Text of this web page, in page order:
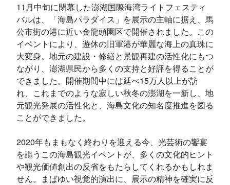
11月中旬に閉幕した澎湖国際海湾ライトフェスティ
バルは、「海島パラダイス」を展示の主軸に据え、馬
公市街の港に近い金龍頭園区で開催されました。この
イベントにより、遊休の旧軍港が華麗な海上の真珠に
大変身。地元の建設・修繕と景観再建の活性化にもつ
ながり、澎湖県民から多くの支持と好評を得ることが
できました。開催期間中には延べ15万人以上が訪
れ、これまでのような寂しい秋冬の澎湖を一新し、地
元観光発展の活性化と、海島文化の知名度推進を図る
ことができました。
2020年もまもなく終わりを迎える今、光芸術の饗宴
を謳うこの海島観光イベントが、多くの文化的ヒント
や観光価値創出の反省をもたらしてくれるかもしれま
せん。まばゆい視覚的演出に、展示の精神を確実に反